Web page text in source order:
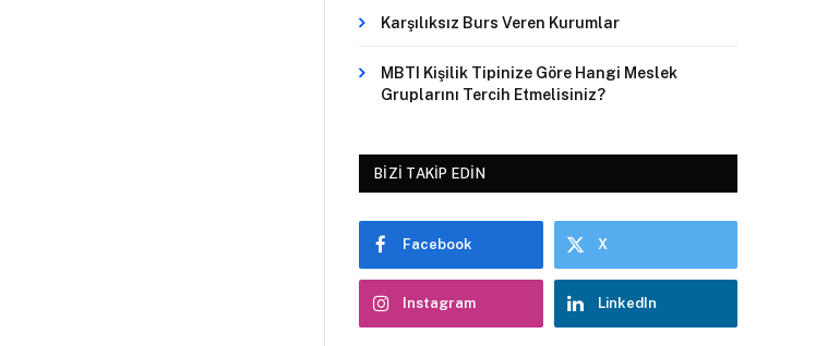
Karşılıksız Burs Veren Kurumlar
MBTI Kişilik Tipinize Göre Hangi Meslek
Gruplarını Tercih Etmelisiniz?
BIZI TAKIP EDIN
Facebook X
Instagram LinkedIn